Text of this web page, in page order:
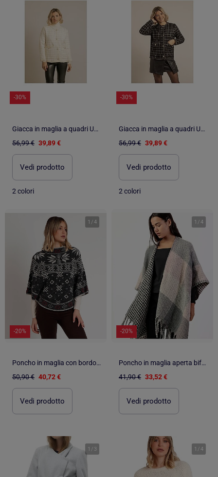
-30%
Giacca in maglia a quadri URVINA
56,99 € 39,89 €
Vedi prodotto
2 colori
-30%
Giacca in maglia a quadri URVINA
56,99 € 39,89 €
Vedi prodotto
2 colori
1 /4
-20%
Poncho in maglia con bordo innevato ADMAS da donna
50,90 € 40,72 €
Vedi prodotto
1 /4
-20%
Poncho in maglia aperta bifacciale a strati alla moda da donna ADMAS
41,90 € 33,52 €
Vedi prodotto
1 / 3 1 /4